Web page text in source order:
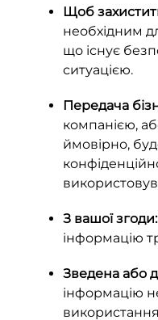
Щоб
необхідним
що існує
ситуацією.
Передача
компанією,
ймовірно,
З вашої згоди:
інформацію
Зведена або
інформацію